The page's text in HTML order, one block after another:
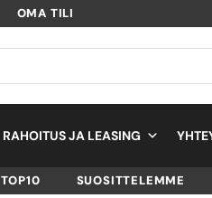
OMA TILI
RAHOITUS JA LEASING
TOP10 SUOSITTELEMME